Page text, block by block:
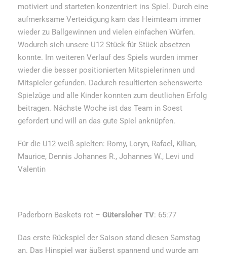
motiviert und starteten konzentriert ins Spiel. Durch eine
aufmerksame Verteidigung kam das Heimteam immer
wieder zu Ballgewinnen und vielen einfachen Würfen.
Wodurch sich unsere U12 Stück für Stück absetzen
konnte. Im weiteren Verlauf des Spiels wurden immer
wieder die besser positionierten Mitspielerinnen und
Mitspieler gefunden. Dadurch resultierten sehenswerte
Spielzüge und alle Kinder konnten zum deutlichen Erfolg
beitragen. Nächste Woche ist das Team in Soest
gefordert und will an das gute Spiel anknüpfen.
Für die U12 weiß spielten: Romy, Loryn, Rafael, Kilian,
Maurice, Dennis Johannes R., Johannes W., Levi und
Valentin
Paderborn Baskets rot – Gütersloher TV: 65:77
Das erste Rückspiel der Saison stand diesen Samstag
an. Das Hinspiel war äußerst spannend und wurde am